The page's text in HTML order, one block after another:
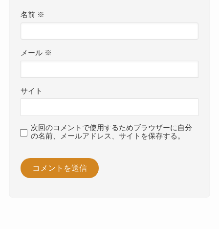
名前 ※
メール ※
サイト
次回のコメントで使用するためブラウザーに自分
の名前、メールアドレス、サイトを保存する。